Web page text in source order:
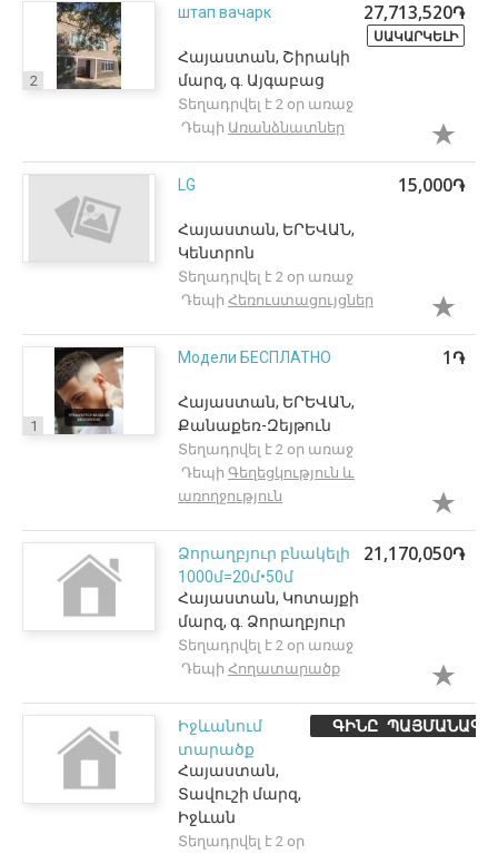
2
штап вачарк
Հայաստան, Շիրակի
մարզ, գ. Այգաբաց
Տեղադրվել է 2 օր առաջ
Դեպի Առանձնատներ
27,713,520֏
ՍԱԿԱՐԿԵԼԻ
LG
Հայաստան, ԵՐԵՎԱՆ,
Կենտրոն
Տեղադրվել է 2 օր առաջ
Դեպի Հեռուստացույցներ
15,000֏
1
Модели БЕСПЛАТНО
Հայաստան, ԵՐԵՎԱՆ,
Քանաքեռ-Զեյթուն
Տեղադրվել է 2 օր առաջ
Դեպի Գեղեցկություն և
առողջություն
1֏
Ձորաղբյուր բնակելի
1000մ=20մ•50մ
Հայաստան, Կոտայքի
մարզ, գ. Ձորաղբյուր
Տեղադրվել է 2 օր առաջ
Դեպի Հողատարածք
21,170,050֏
Իջևանում
տարածք
Հայաստան,
Տավուշի մարզ,
Իջևան
Տեղադրվել է 2 օր
ԳԻՆԸ